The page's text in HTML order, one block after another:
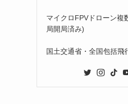
マイクロFPVドローン複
局開局済み)
国土交通省・全国包括飛